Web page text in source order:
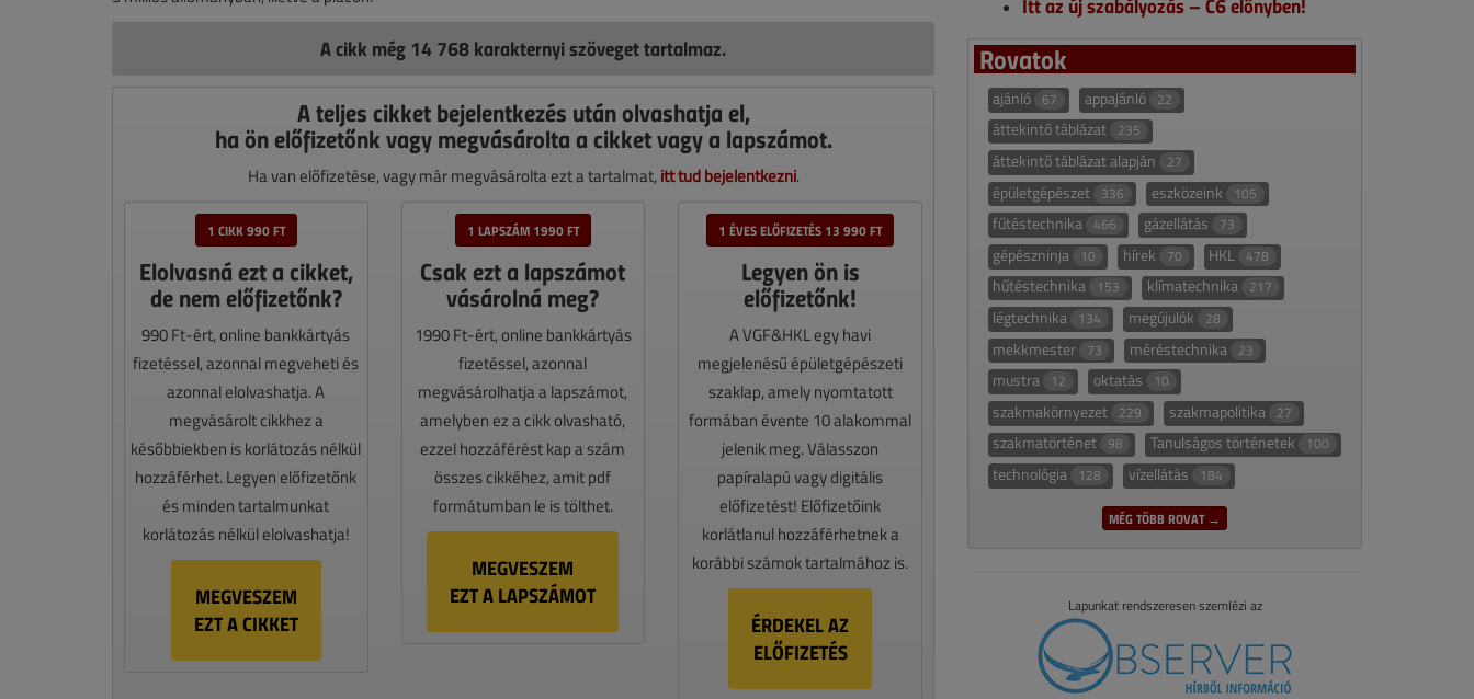
A cikk még 14 768 karakternyi szöveget tartalmaz.
A teljes cikket bejelentkezés után olvashatja el,
ha ön előfizetőnk vagy megvásárolta a cikket vagy a lapszámot.
Ha van előfizetése, vagy már megvásárolta ezt a tartalmat, itt tud bejelentkezni.
1 CIKK 990 FT
Elolvasná ezt a cikket,
de nem előfizetőnk?
990 Ft-ért, online bankkártyás
fizetéssel, azonnal megveheti és
azonnal elolvashatja. A
megvásárolt cikkhez a
későbbiekben is korlátozás nélkül
hozzáférhet. Legyen előfizetőnk
és minden tartalmunkat
korlátozás nélkül elolvashatja!
MEGVESZEM
EZT A CIKKET
1 LAPSZÁM 1990 FT
Csak ezt a lapszámot
vásárolná meg?
1990 Ft-ért, online bankkártyás
fizetéssel, azonnal
megvásárolhatja a lapszámot,
amelyben ez a cikk olvasható,
ezzel hozzáférést kap a szám
összes cikkéhez, amit pdf
formátumban le is tölthet.
MEGVESZEM
EZT A LAPSZÁMOT
1 ÉVES ELŐFIZETÉS 13 990 FT
Legyen ön is
előfizetőnk!
A VGF&HKL egy havi
megjelenésű épületgépészeti
szaklap, amely nyomtatott
formában évente 10 alakommal
jelenik meg. Válasszon
papíralapú vagy digitális
előfizetést! Előfizetőink
korlátlanul hozzáférhetnek a
korábbi számok tartalmához is.
ÉRDEKEL AZ
ELŐFIZETÉS
Rovatok
ajánló 67 appajánló 22
áttekintő táblázat 235
áttekintő táblázat alapján 27
épületgépészet 336 eszközeink 105
fűtéstechnika 466 gázellátás 73
gépészninja 10 hírek 70 HKL 478
hűtéstechnika 153 klímatechnika 217
légtechnika 134 megújulók 28
mekkmester 73 méréstechnika 23
mustra 12 oktatás 10
szakmakörnyezet 229 szakmapolitika 27
szakmatörténet 98 Tanulságos történetek 100
technológia 128 vízellátás 184
MÉG TÖBB ROVAT →
Lapunkat rendszeresen szemlézi az